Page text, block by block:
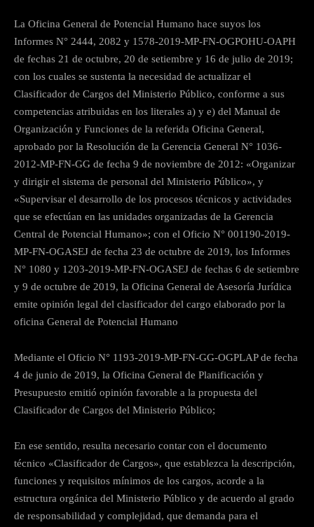
La Oficina General de Potencial Humano hace suyos los
Informes N° 2444, 2082 у 1578-2019-MP-FN-OGPOHU-OAPH
de fechas 21 de octubre, 20 de setiembre y 16 de julio de 2019;
con los cuales se sustenta la necesidad de actualizar el
Clasificador de Cargos del Ministerio Público, conforme a sus
competencias atribuidas en los literales a) y e) del Manual de
Organización y Funciones de la referida Oficina General,
aprobado por la Resolución de la Gerencia General N° 1036-
2012-MP-FN-GG de fecha 9 de noviembre de 2012: «Organizar
y dirigir el sistema de personal del Ministerio Público», y
«Supervisar el desarrollo de los procesos técnicos y actividades
que se efectúan en las unidades organizadas de la Gerencia
Central de Potencial Humano»; con el Oficio N° 001190-2019-
MP-FN-OGASEJ de fecha 23 de octubre de 2019, los Informes
N° 1080 y 1203-2019-MP-FN-OGASEJ de fechas 6 de setiembre
y 9 de octubre de 2019, la Oficina General de Asesoría Jurídica
emite opinión legal del clasificador del cargo elaborado por la
oficina General de Potencial Humano
Mediante el Oficio N° 1193-2019-MP-FN-GG-OGPLAP de fecha
4 de junio de 2019, la Oficina General de Planificación y
Presupuesto emitió opinión favorable a la propuesta del
Clasificador de Cargos del Ministerio Público;
En ese sentido, resulta necesario contar con el documento
técnico «Clasificador de Cargos», que establezca la descripción,
funciones y requisitos mínimos de los cargos, acorde a la
estructura orgánica del Ministerio Público y de acuerdo al grado
de responsabilidad y complejidad, que demanda para el